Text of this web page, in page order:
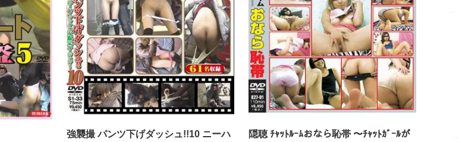
強襲撮 パンツ下げダッシュ!!10 ニーハ
隠聴 ﾁｬｯﾄﾙｰﾑおなら恥帯 〜ﾁｬｯﾄｶﾞｰﾙが